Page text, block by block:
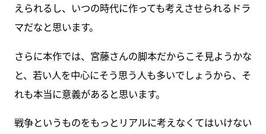
えられるし、いつの時代に作っても考えさせられるドラ
マだなと思います。
さらに本作では、宮藤さんの脚本だからこそ見ようかな
と、若い人を中心にそう思う人も多いでしょうから、そ
れも本当に意義があると思います。
戦争というものをもっとリアルに考えなくてはいけない